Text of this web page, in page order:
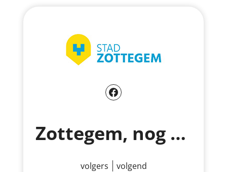
Zottegem, nog niet zo gek!
volgers volgend